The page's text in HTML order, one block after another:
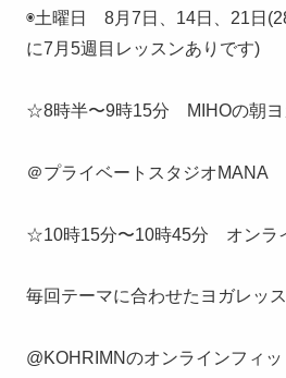
◉土曜日 8月7日、14日、21日
に7月5週目レッスンありです)
☆8時半〜9時15分 MIHOの朝ヨ
＠プライベートスタジオMANA
☆10時15分〜10時45分 オンラ
毎回テーマに合わせたヨガレッ
@KOHRIMNのオンラインフィッ